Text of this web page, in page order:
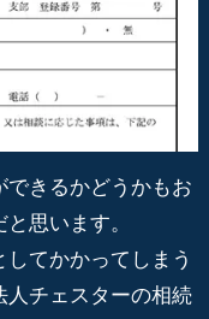
きるかどうかもお
思います。
てかかってしまう
人チェスターの相続